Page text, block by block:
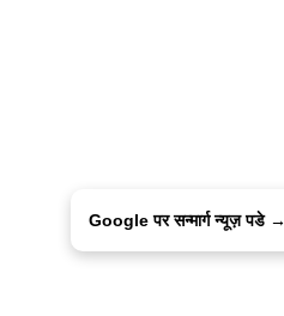
Google पर सन्मार्ग न्यूज़ पडे →